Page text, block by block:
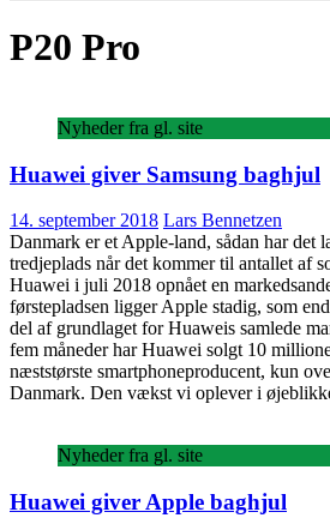
P20 Pro
Nyheder fra gl. site
Huawei giver Samsung baghjul
14. september 2018 Lars Bennetzen
Danmark er et Apple-land, sådan har
tredjeplads når det kommer til antallet af
Huawei i juli 2018 opnået en
førstepladsen ligger Apple stadig, som
del af grundlaget for Huaweis samlede
fem måneder har Huawei solgt 10
næststørste smartphoneproducent, kun
Danmark. Den vækst vi oplever i
Nyheder fra gl. site
Huawei giver Apple baghjul